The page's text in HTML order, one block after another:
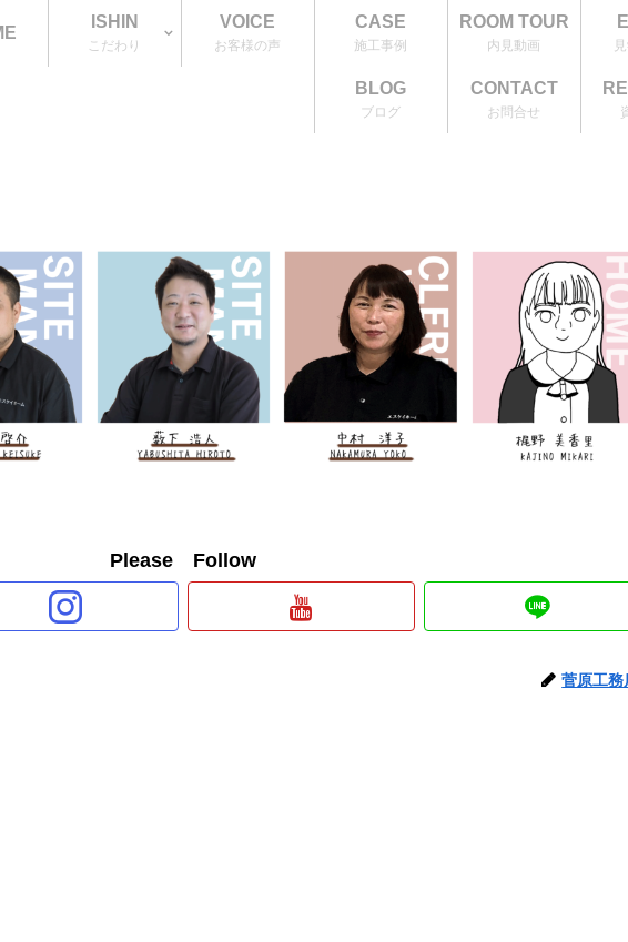
ISHIN
こだわり
VOICE
お客様の声
CASE
施工事例
ROOM TOUR
内見動画
BLOG
ブログ
CONTACT
お問合せ
Please Follow
菅原工務